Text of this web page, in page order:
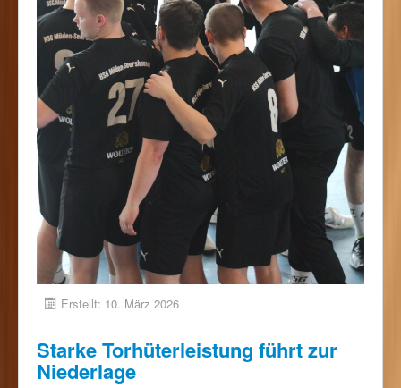
Erstellt: 10. März 2026
Starke Torhüterleistung führt zur
Niederlage